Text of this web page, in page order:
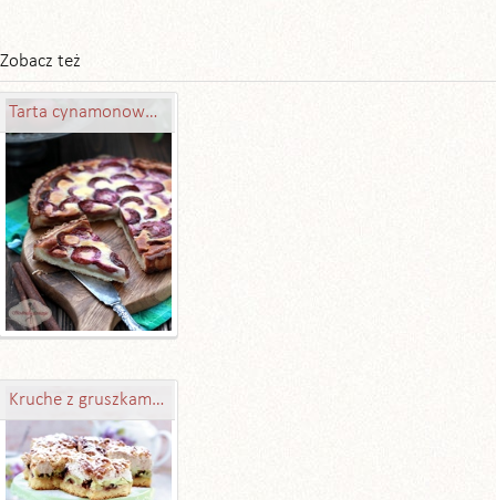
Zobacz też
Tarta cynamonowo-rumowa ze śliwkami
Kruche z gruszkami, Amaretto i czekoladą pod waniliową pianką